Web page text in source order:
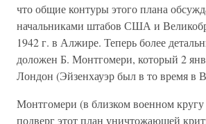
что общие контуры этого плана
начальниками штабов США и
1942 г. в Алжире. Теперь более
доложен Б. Монтгомери, который 2
Лондон (Эйзенхауэр был в то время в
Монтгомери (в близком военном
подверг этот план уничтожающей